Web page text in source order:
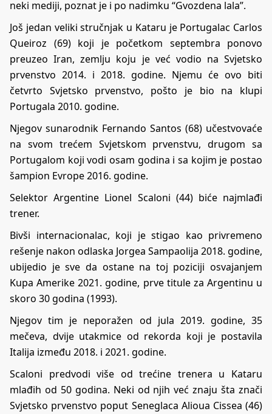
neki mediji, poznat je i po nadimku “Gvozdena lala”.
Još jedan veliki stručnjak u Kataru je Portugalac Carlos
Queiroz (69) koji je početkom septembra ponovo
preuzeo Iran, zemlju koju je već vodio na Svjetsko
prvenstvo 2014. i 2018. godine. Njemu će ovo biti
četvrto Svjetsko prvenstvo, pošto je bio na klupi
Portugala 2010. godine.
Njegov sunarodnik Fernando Santos (68) učestvovaće
na svom trećem Svjetskom prvenstvu, drugom sa
Portugalom koji vodi osam godina i sa kojim je postao
šampion Evrope 2016. godine.
Selektor Argentine Lionel Scaloni (44) biće najmlađi
trener.
Bivši internacionalac, koji je stigao kao privremeno
rešenje nakon odlaska Jorgea Sampaolija 2018. godine,
ubijedio je sve da ostane na toj poziciji osvajanjem
Kupa Amerike 2021. godine, prve titule za Argentinu u
skoro 30 godina (1993).
Njegov tim je neporažen od jula 2019. godine, 35
mečeva, dvije utakmice od rekorda koji je postavila
Italija između 2018. i 2021. godine.
Scaloni predvodi više od trećine trenera u Kataru
mlađih od 50 godina. Neki od njih već znaju šta znači
Svjetsko prvenstvo poput Seneglaca Alioua Cissea (46)